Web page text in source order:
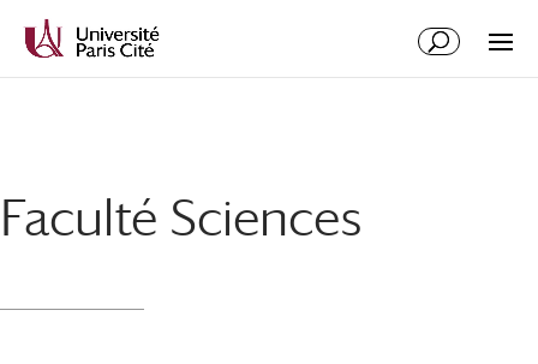
contenu
Faculté Sciences